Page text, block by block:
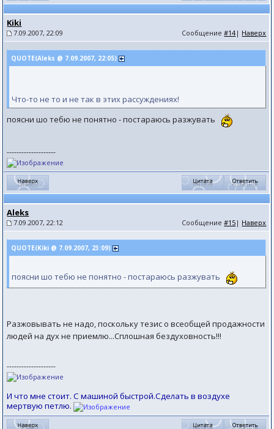
Kiki
7.09.2007, 22:09 Сообщение#14| Наверх
QUOTE(Aleks @ 7.09.2007, 22:05)
Что-то не то и не так в этих рассуждениях!
поясни шо тебю не понятно - постараюсь разжувать
--------------------
Aleks
7.09.2007, 22:12 Сообщение#15 | Наверх
QUOTE(Kiki @ 7.09.2007, 23:09)
поясни шо тебю не понятно - постараюсь разжувать
Разжовывать не надо, поскольку тезис о всеобщей продажности
людей на дух не приемлю...Сплошная бездуховность!!!
--------------------
И что мне стоит. С машиной быстрой.Сделать в воздухе
мертвую петлю.